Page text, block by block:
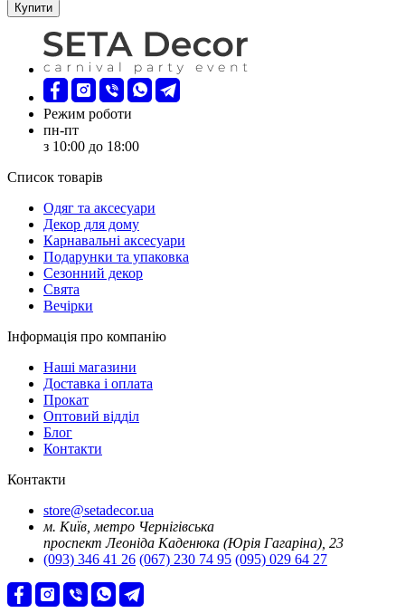
Купити
Режим роботи
пн-пт
з 10:00 до 18:00
Список товарів
Oдяг та аксесуари
Декор для дому
Карнавальні аксесуари
Подарунки та упаковка
Сезонний декор
Свята
Вечірки
Інформація про компанію
Наші магазини
Доставка і оплата
Прокат
Оптовий відділ
Блог
Контакти
Контакти
store@setadecor.ua
м. Київ, метро Чернігівська
проспект Леоніда Каденюка (Юрія Гагаріна), 23
(093) 346 41 26 (067) 230 74 95 (095) 029 64 27